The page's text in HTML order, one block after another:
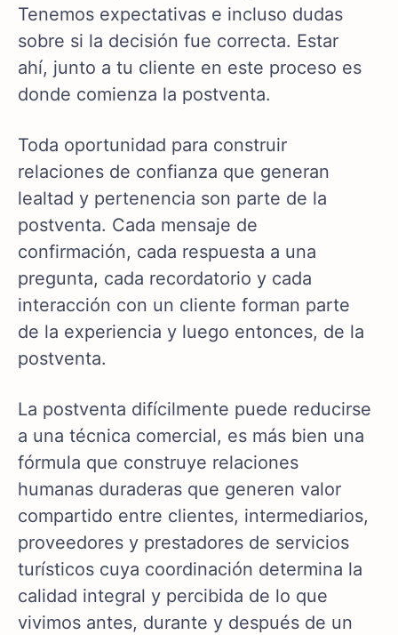
Tenemos expectativas e incluso dudas
sobre si la decisión fue correcta. Estar
ahí, junto a tu cliente en este proceso es
donde comienza la postventa.
Toda oportunidad para construir
relaciones de confianza que generan
lealtad y pertenencia son parte de la
postventa. Cada mensaje de
confirmación, cada respuesta a una
pregunta, cada recordatorio y cada
interacción con un cliente forman parte
de la experiencia y luego entonces, de la
postventa.
La postventa difícilmente puede reducirse
a una técnica comercial, es más bien una
fórmula que construye relaciones
humanas duraderas que generen valor
compartido entre clientes, intermediarios,
proveedores y prestadores de servicios
turísticos cuya coordinación determina la
calidad integral y percibida de lo que
vivimos antes, durante y después de un